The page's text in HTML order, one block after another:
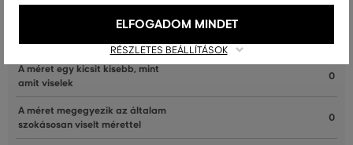
A méret sokkal kisebb, mint amit
viselek
A méret egy kicsit kisebb, mint
amit viselek
0
A méret megegyezik az általam
szokásosan viselt mérettel
0
RÉSZLETES BEÁLLÍTÁSOK
ELFOGADOM MINDET